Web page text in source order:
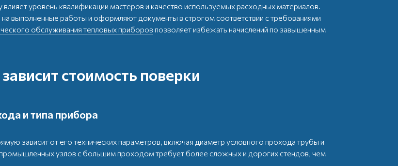
уровень квалификации мастеров и качество используемых расходных материалов.
выполненные работы и оформляют документы в строгом соответствии с требованиями
обслуживания тепловых приборов позволяет избежать начислений по завышенным
стоимость поверки
и типа прибора
зависит от его технических параметров, включая диаметр условного прохода трубы и
узлов с большим проходом требует более сложных и дорогих стендов, чем